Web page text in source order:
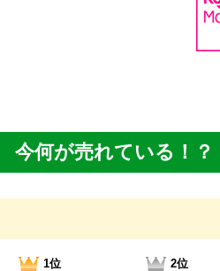
今何が売れている！
1位 2位